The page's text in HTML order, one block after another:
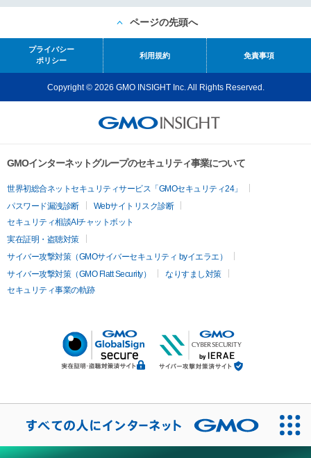
ページの先頭へ
プライバシー
ポリシー
利用規約 免責事項
Copyright © 2026 GMO INSIGHT Inc. All Rights Reserved.
GMOインターネットグループのセキュリティ事業について
世界初総合ネットセキュリティサービス「GMOセキュリティ24」
パスワード漏洩診断
Webサイトリスク診断
セキュリティ相談AIチャットボット
実在証明・盗聴対策
サイバー攻撃対策（GMOサイバーセキュリティ byイエラエ）
サイバー攻撃対策（GMO Flatt Security）
なりすまし対策
セキュリティ事業の軌跡